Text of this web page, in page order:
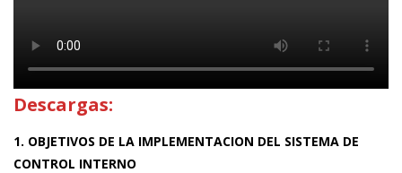
Descargas:
1. OBJETIVOS DE LA IMPLEMENTACION DEL SISTEMA DE
CONTROL INTERNO